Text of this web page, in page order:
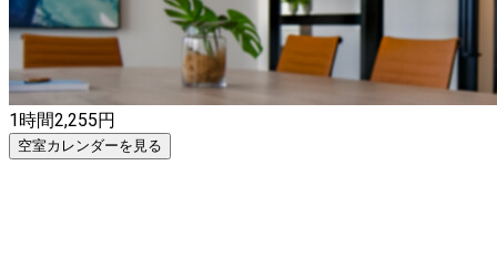
1時間2,255円
空室カレンダーを見る